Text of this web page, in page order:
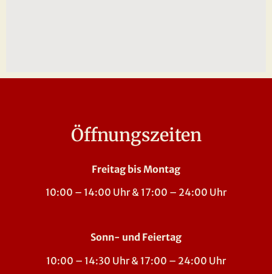
Öffnungszeiten
Freitag bis Montag
10:00 – 14:00 Uhr & 17:00 – 24:00 Uhr
Sonn- und Feiertag
10:00 – 14:30 Uhr & 17:00 – 24:00 Uhr